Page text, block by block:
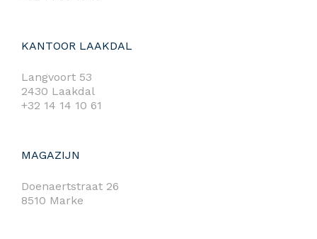
KANTOOR LAAKDAL
Langvoort 53
2430 Laakdal
+32 14 14 10 61
MAGAZIJN
Doenaertstraat 26
8510 Marke